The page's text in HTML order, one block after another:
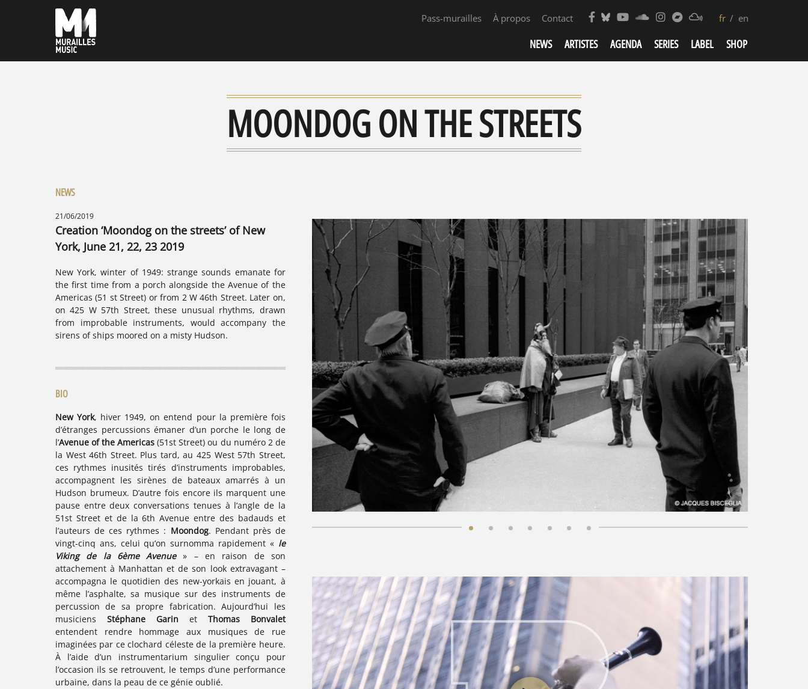
fr en
Pass-murailles À propos Contact
NEWS ARTISTES AGENDA SERIES LABEL SHOP
MOONDOG ON THE STREETS
NEWS
21/06/2019
Creation ‘Moondog on the streets’ of New
York, June 21, 22, 23 2019
New York, winter of 1949: strange sounds emanate for
the first time from a porch alongside the Avenue of the
Americas (51 st Street) or from 2 W 46th Street. Later on,
on 425 W 57th Street, these unusual rhythms, drawn
from improbable instruments, would accompany the
sirens of ships moored on a misty Hudson.
BIO
New York, hiver 1949, on entend pour la première fois
d’étranges percussions émaner d’un porche le long de
l’Avenue of the Americas (51st Street) ou du numéro 2 de
la West 46th Street. Plus tard, au 425 West 57th Street,
ces rythmes inusités tirés d’instruments improbables,
accompagnent les sirènes de bateaux amarrés à un
Hudson brumeux. D’autre fois encore ils marquent une
pause entre deux conversations tenues à l’angle de la
51st Street et de la 6th Avenue entre des badauds et
l’auteurs de ces rythmes : Moondog. Pendant près de
vingt-cinq ans, celui qu’on surnomma rapidement «le
Viking de la 6ème Avenue» – en raison de son
attachement à Manhattan et de son look extravagant –
accompagna le quotidien des new-yorkais en jouant, à
même l’asphalte, sa musique sur des instruments de
percussion de sa propre fabrication. Aujourd’hui les
musiciens Stéphane Garin et Thomas Bonvalet
entendent rendre hommage aux musiques de rue
imaginées par ce clochard céleste de la première heure.
À l’aide d’un instrumentarium singulier conçu pour
l’occasion ils se retrouvent, le temps d’une performance
urbaine, dans la peau de ce génie oublié.